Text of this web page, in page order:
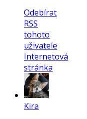
Odebírat
RSS
tohoto
uživatele
Internetová
stránka
Kira